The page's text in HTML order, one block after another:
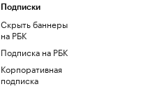
Подписки
Скрыть баннеры
на РБК
Подписка на РБК
Корпоративная
подписка